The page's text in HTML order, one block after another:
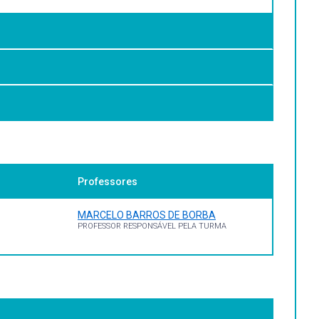
principais manifestações musicais afro-diaspóricas;
Janeiro: UFRJ, 2020. Disponível em:
Disponível em:
publicacoes-dos-mestres-nego-
UFBA, 2014 Disponível em:
Professores
MARCELO BARROS DE BORBA
PROFESSOR RESPONSÁVEL PELA TURMA